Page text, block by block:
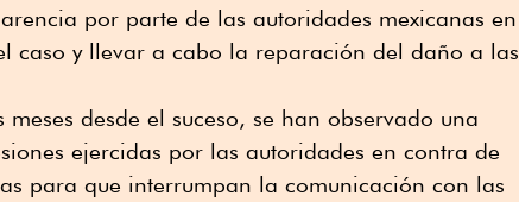
por parte de las autoridades mexicanas en
caso y llevar a cabo la reparación del daño a las
desde el suceso, se han observado una
ejercidas por las autoridades en contra de
para que interrumpan la comunicación con las